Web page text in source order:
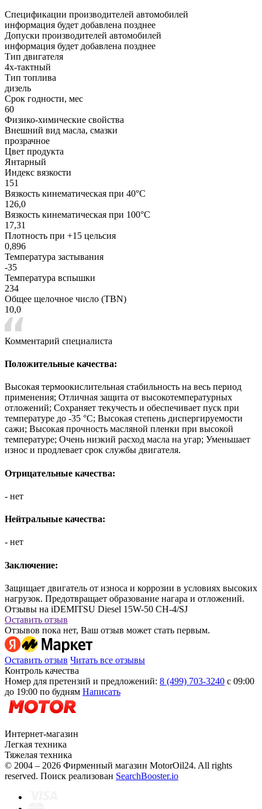
Спецификации производителей автомобилей
информация будет добавлена позднее
Допуски производителей автомобилей
информация будет добавлена позднее
Тип двигателя
4х-тактный
Тип топлива
дизель
Срок годности, мес
60
Физико-химические свойства
Внешний вид масла, смазки
прозрачное
Цвет продукта
Янтарный
Индекс вязкости
151
Вязкость кинематическая при 40°С
126,0
Вязкость кинематическая при 100°С
17,31
Плотность при +15 цельсия
0,896
Температура застывания
-35
Температура вспышки
234
Общее щелочное число (TBN)
10,0
Комментарий специалиста
Положительные качества:
Высокая термоокислительная стабильность на весь период
применения; Отличная защита от высокотемпературных
отложений; Сохраняет текучесть и обеспечивает пуск при
температуре до -35 °C; Высокая степень диспергируемости
сажи; Высокая прочность масляной пленки при высокой
температуре; Очень низкий расход масла на угар; Уменьшает
износ и продлевает срок службы двигателя.
Отрицательные качества:
- нет
Нейтральные качества:
- нет
Заключение:
Защищает двигатель от износа и коррозии в условиях высоких
нагрузок. Предотвращает образование нагара и отложений.
Отзывы на iDEMITSU Diesel 15W-50 CH-4/SJ
Оставить отзыв
Отзывов пока нет, Ваш отзыв может стать первым.
Оставить отзыв Читать все отзывы
Контроль качества
Номер для претензий и предложений: 8 (499) 703-3240 с 09:00
до 19:00 по будням Написать
Интернет-магазин
Легкая техника
Тяжелая техника
© 2004 – 2026 Фирменный магазин MotorOil24. All rights
reserved. Поиск реализован SearchBooster.io